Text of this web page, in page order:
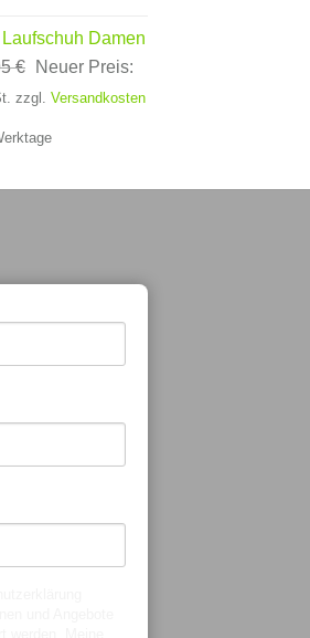
Damen
€ Ursprünglicher
Preis
war:
189,95 €
Neuer Preis:
zzgl. Versandkosten